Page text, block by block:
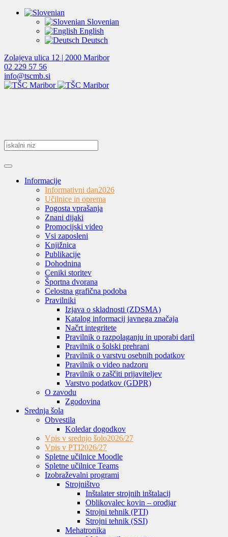
Slovenian
English
Deutsch
Zolajeva ulica 12 | 2000 Maribor
02 229 57 56
info@tscmb.si
Informacije
Informativni dan2026
Učilnice in oprema
Pogosta vprašanja
Znani dijaki
Promocijski video
Vsi zaposleni
Knjižnica
Publikacije
Dohodnina
Ceniki storitev
Športna dvorana
Celostna grafična podoba
Pravilniki
Izjava o skladnosti (ZDSMA)
Katalog informacij javnega značaja
Načrt integritete
Pravilnik o razpolaganju in uporabi daril
Pravilnik o šolski prehrani
Pravilnik o varstvu osebnih podatkov
Pravilnik o video nadzoru
Pravilnik o zaščiti prijaviteljev
Varstvo podatkov (GDPR)
O zavodu
Zgodovina
Srednja šola
Obvestila
Koledar dogodkov
Vpis v srednjo šolo2026/27
Vpis v PTI2026/27
Spletne učilnice Moodle
Spletne učilnice Teams
Izobraževalni programi
Strojništvo
Inštalater strojnih inštalacij
Oblikovalec kovin – orodjar
Strojni tehnik (PTI)
Strojni tehnik (SSI)
Mehatronika